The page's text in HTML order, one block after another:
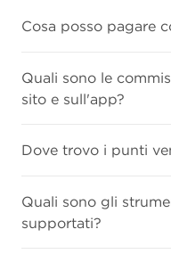
Cosa posso pagare
Quali sono le
sito e sull'app?
Dove trovo i punti
Quali sono gli
supportati?